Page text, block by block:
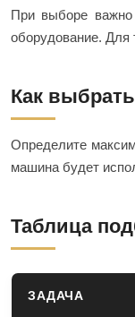
При выборе важно
оборудование. Для
Как
Определите
машина будет
Таблица
ЗАДАЧА